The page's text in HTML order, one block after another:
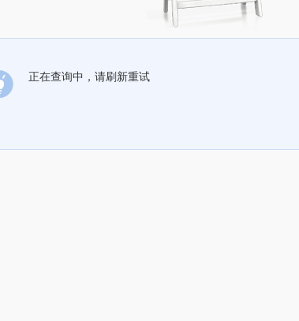
正在查询中，请刷新重试